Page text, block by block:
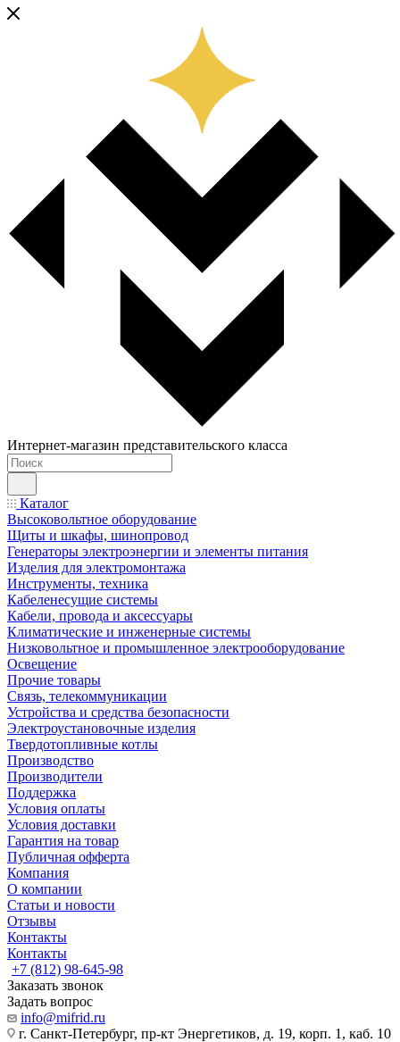
Интернет-магазин представительского класса
Каталог
Высоковольтное оборудование
Щиты и шкафы, шинопровод
Генераторы электроэнергии и элементы питания
Изделия для электромонтажа
Инструменты, техника
Кабеленесущие системы
Кабели, провода и аксессуары
Климатические и инженерные системы
Низковольтное и промышленное электрооборудование
Освещение
Прочие товары
Связь, телекоммуникации
Устройства и средства безопасности
Электроустановочные изделия
Твердотопливные котлы
Производство
Производители
Поддержка
Условия оплаты
Условия доставки
Гарантия на товар
Публичная офферта
Компания
О компании
Статьи и новости
Отзывы
Контакты
Контакты
+7 (812) 98-645-98
Заказать звонок
Задать вопрос
info@mifrid.ru
г. Санкт-Петербург, пр-кт Энергетиков, д. 19, корп. 1, каб. 10